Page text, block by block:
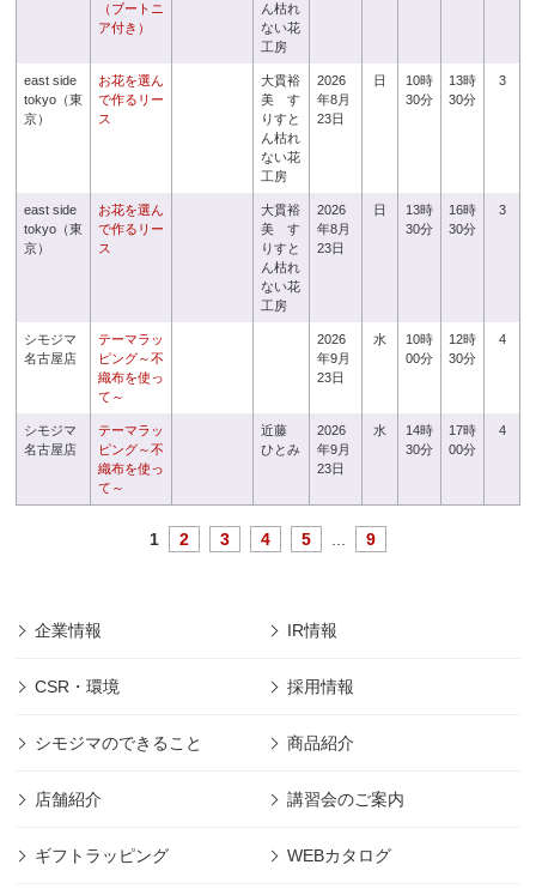
（ブートニ
ア付き）
ん枯れ
ない花
工房
east side
tokyo（東
京）
お花を選ん
で作るリー
ス
大貫裕
美 す
りすと
ん枯れ
ない花
工房
2026
年8月
23日
日
10時
30分
13時
30分
3
east side
tokyo（東
京）
お花を選ん
で作るリー
ス
大貫裕
美 す
りすと
ん枯れ
ない花
工房
2026
年8月
23日
日
13時
30分
16時
30分
3
シモジマ
名古屋店
テーマラッ
ピング～不
織布を使っ
て～
2026
年9月
23日
水
10時
00分
12時
30分
4
シモジマ
名古屋店
テーマラッ
ピング～不
織布を使っ
て～
近藤
ひとみ
2026
年9月
23日
水
14時
30分
17時
00分
4
1 2 3 4 5 9
企業情報 IR情報
CSR・環境 採用情報
シモジマのできること 商品紹介
店舗紹介 講習会のご案内
ギフトラッピング WEBカタログ